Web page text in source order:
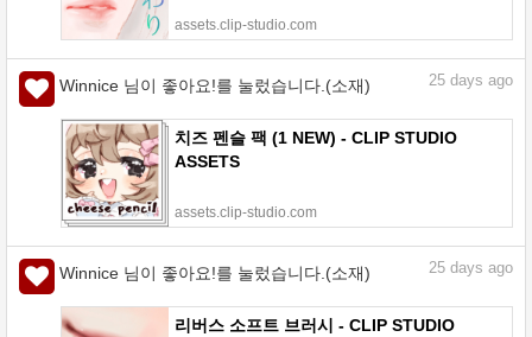
assets.clip-studio.com
Winnice 님이 좋아요!를 눌렀습니다.(소재) 25 days ago
치즈 펜슬 팩 (1 NEW) - CLIP STUDIO
ASSETS
assets.clip-studio.com
Winnice 님이 좋아요!를 눌렀습니다.(소재) 25 days ago
리버스 소프트 브러시 - CLIP STUDIO